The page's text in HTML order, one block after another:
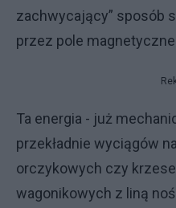
zachwycający” sposób
przez pole
Ta energia - już
przekładnie wyciągów
orczykowych czy
wagonikowych z liną